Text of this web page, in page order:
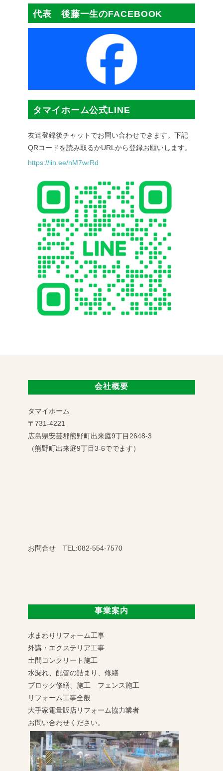
代表 後藤一生のFACEBOOK
タマイホーム公式LINE
友達登録後チャットでお問い合わせできます。下記
QRコードを読み取るかURLから登録お願いします。
https://lin.ee/nM7wrRd
会社概要
タマイホーム
〒731-4221
広島県安芸郡熊野町出来庭9丁目2648-3
（熊野町出来庭9丁目3-6ででます）
お問合せ TEL:082-554-7570
事業案内
水まわりリフォーム工事
外講・エクステリア工事
土間コンクリート施工
水漏れ、配管の詰まり、修繕
ブロック修繕、施工 フェンス施工
リフォーム工事全般
大手家電量販店リフォーム協力業者
お問い合わせください。